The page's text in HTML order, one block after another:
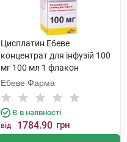
Цисплатин Ебеве
концентрат для інфузій 100
мг 100 мл 1 флакон
Ебеве Фарма
Є в наявності
від 1784.90 грн